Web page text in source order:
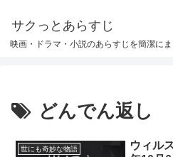
サクっとあらすじ
映画・ドラマ・小説のあらすじを簡潔にま
どんでん返し
世にも奇妙な物語
ウィル